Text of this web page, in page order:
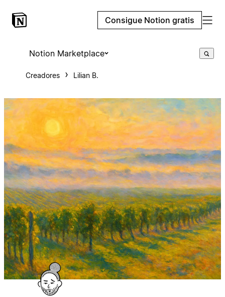
Consigue Notion gratis
Notion Marketplace
Creadores Lilian B.